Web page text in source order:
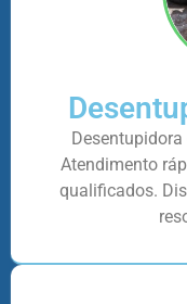
Atendimento
qualificados.